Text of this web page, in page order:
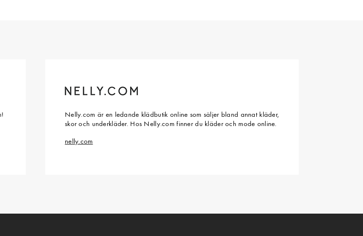
Nelly.com är en ledande klädbutik online som säljer bland annat kläder,
skor och underkläder. Hos Nelly.com finner du kläder och mode online.
nelly.com